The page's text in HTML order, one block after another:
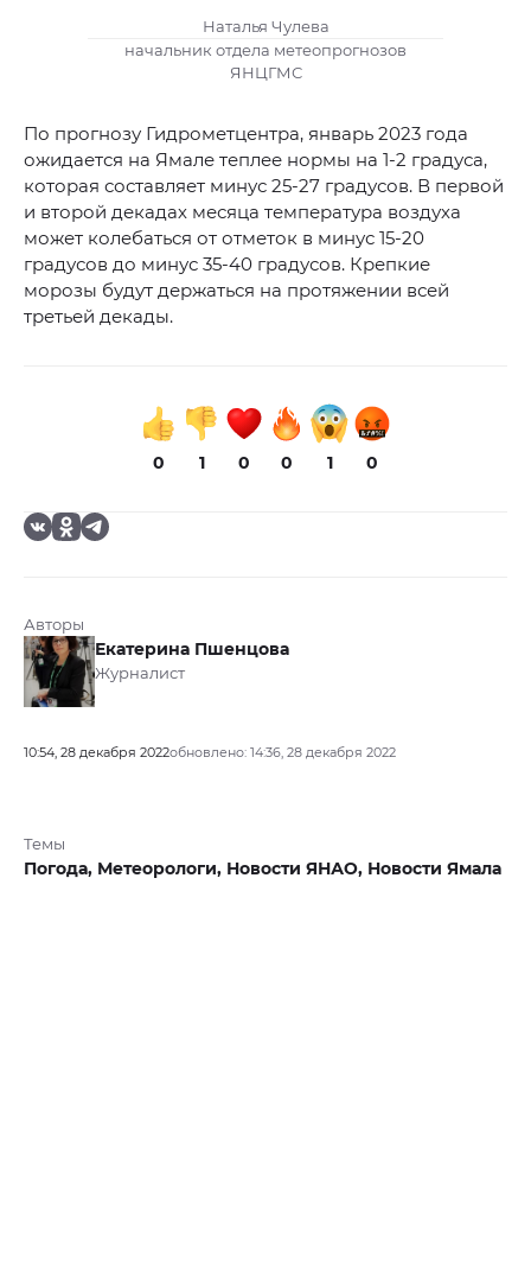
Наталья Чулева
начальник отдела метеопрогнозов
ЯНЦГМС
По прогнозу Гидрометцентра, январь 2023 года
ожидается на Ямале теплее нормы на 1-2 градуса,
которая составляет минус 25-27 градусов. В первой
и второй декадах месяца температура воздуха
может колебаться от отметок в минус 15-20
градусов до минус 35-40 градусов. Крепкие
морозы будут держаться на протяжении всей
третьей декады.
0 1 0 0 1 0
Авторы
Екатерина Пшенцова
Журналист
10:54, 28 декабря 2022обновлено: 14:36, 28 декабря 2022
Темы
Погода, Метеорологи, Новости ЯНАО, Новости Ямала